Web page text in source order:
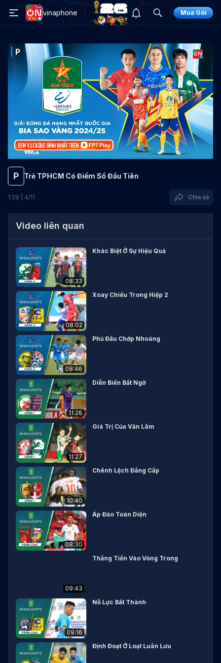
vinaphone Mua Gói
P
P Trẻ TPHCM Có Điểm Số Đầu Tiên
1:29 4/11 Chia sẻ
Video liên quan
08:33
Khác Biệt Ở Sự Hiệu Quả
08:02
Xoay Chiều Trong Hiệp 2
08:46
Phủ Đầu Chớp Nhoáng
11:26
Diễn Biến Bất Ngờ
11:27
Giá Trị Của Văn Lâm
10:40
Chênh Lệch Đẳng Cấp
08:30
Áp Đảo Toàn Diện
09:43
Thẳng Tiến Vào Vòng Trong
09:16
Nỗ Lực Bất Thành
Định Đoạt Ở Loạt Luân Lưu